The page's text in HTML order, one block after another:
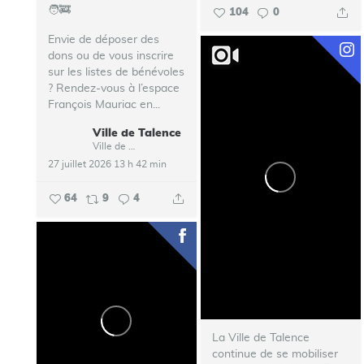
104 0
🧑‍🚒
Envie de déposer des
dons ou de vous inscrire
sur les listes de bénévoles
? Rendez-vous à l’espace
François Mauriac en...
Ville de Talence
27 juillet 2026 13 h 42 min
64 9 4
La Ville de Talence
continue de se mobiliser